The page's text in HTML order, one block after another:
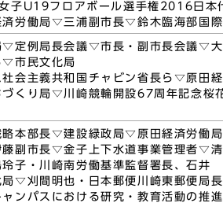
U19フロアボール選手権2016日本
労働局▽三浦副市長▽鈴木臨海部国際
定例局長会議▽市長・副市長会議▽大
▽市民文化局
社会主義共和国チャビン省長ら▽原田
くり局▽川崎競輪開設67周年記念桜
本部長▽建設緑政局▽原田経済労働
市長▽金子上下水道事業管理者▽清
玲子・川崎南労働基準監督署長、石
▽刈間明也・日本郵便川崎東郵便局
ンパスにおける研究・教育活動の推